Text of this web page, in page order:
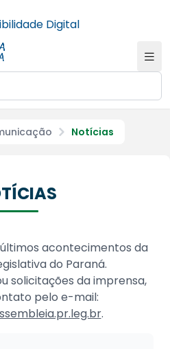
Digital
Notícias
acontecimentos da
do Paraná.
solicitações da imprensa,
pelo e-mail:
.